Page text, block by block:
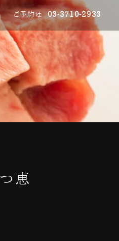
ご予約は 03-3710-2933
恵